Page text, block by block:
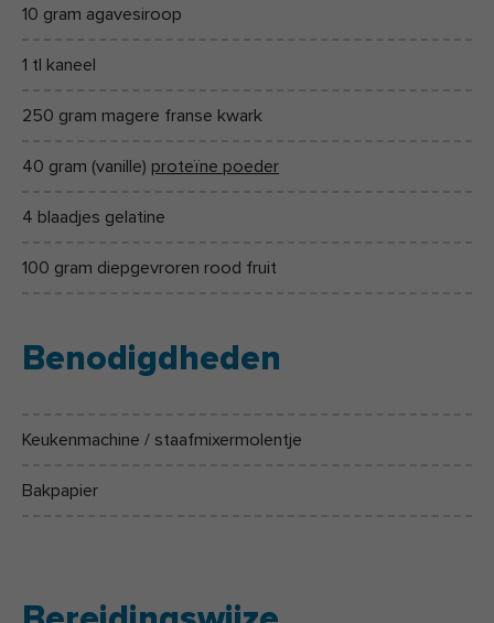
10 gram agavesiroop
1 tl kaneel
250 gram magere franse kwark
40 gram (vanille) proteïne poeder
4 blaadjes gelatine
100 gram diepgevroren rood fruit
Benodigdheden
Keukenmachine / staafmixermolentje
Bakpapier